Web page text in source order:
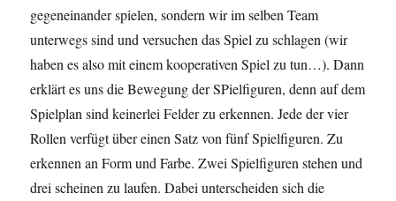
gegeneinander spielen, sondern wir im selben Team
unterwegs sind und versuchen das Spiel zu schlagen (wir
haben es also mit einem kooperativen Spiel zu tun…). Dann
erklärt es uns die Bewegung der SPielfiguren, denn auf dem
Spielplan sind keinerlei Felder zu erkennen. Jede der vier
Rollen verfügt über einen Satz von fünf Spielfiguren. Zu
erkennen an Form und Farbe. Zwei Spielfiguren stehen und
drei scheinen zu laufen. Dabei unterscheiden sich die